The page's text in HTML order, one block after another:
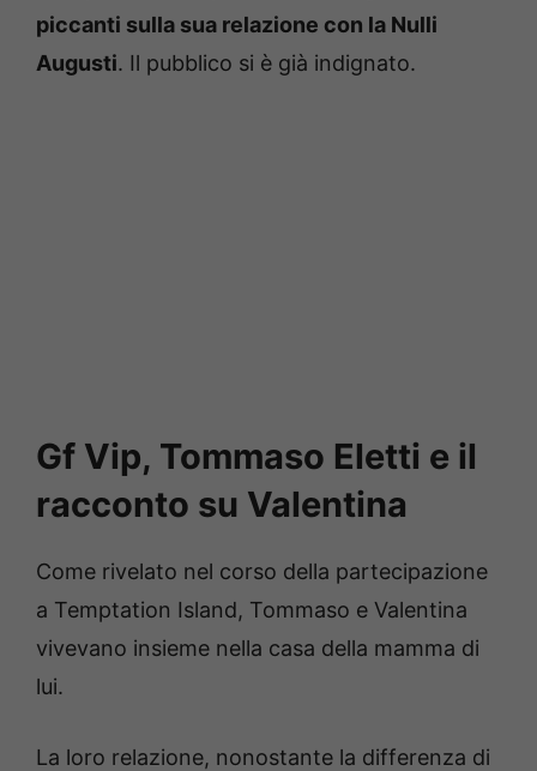
piccanti sulla sua relazione con la Nulli
Augusti. Il pubblico si è già indignato.
Gf Vip, Tommaso Eletti e il
racconto su Valentina
Come rivelato nel corso della partecipazione
a Temptation Island, Tommaso e Valentina
vivevano insieme nella casa della mamma di
lui.
La loro relazione, nonostante la differenza di